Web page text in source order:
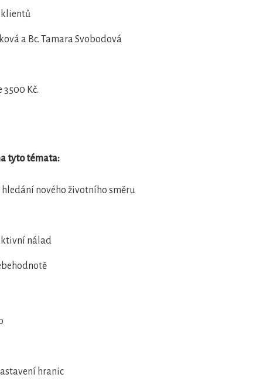
klientů
a Bc. Tamara Svobodová
Kč.
tyto témata:
hledání nového životního směru
nálad
hranic